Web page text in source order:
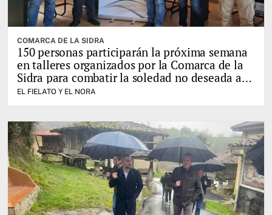
COMARCA DE LA SIDRA
150 personas participarán la próxima semana
en talleres organizados por la Comarca de la
Sidra para combatir la soledad no deseada a
través del juego
EL FIELATO Y EL NORA